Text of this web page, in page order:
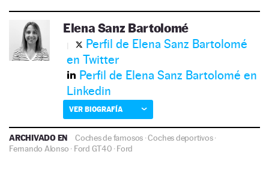
Elena Sanz Bartolomé
Perfil de Elena Sanz Bartolomé
en Twitter
Perfil de Elena Sanz Bartolomé en
Linkedin
VER BIOGRAFÍA
ARCHIVADO EN Coches de famosos ·Coches deportivos·
Fernando Alonso · Ford GT40·Ford